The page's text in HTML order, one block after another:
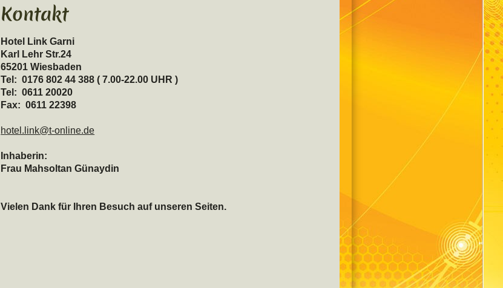
Kontakt
Hotel Link Garni
Karl Lehr Str.24
65201 Wiesbaden
Tel: 0176 802 44 388 ( 7.00-22.00 UHR )
Tel: 0611 20020
Fax: 0611 22398
hotel.link@t-online.de
Inhaberin:
Frau Mahsoltan Günaydin
Vielen Dank für Ihren Besuch auf unseren Seiten.